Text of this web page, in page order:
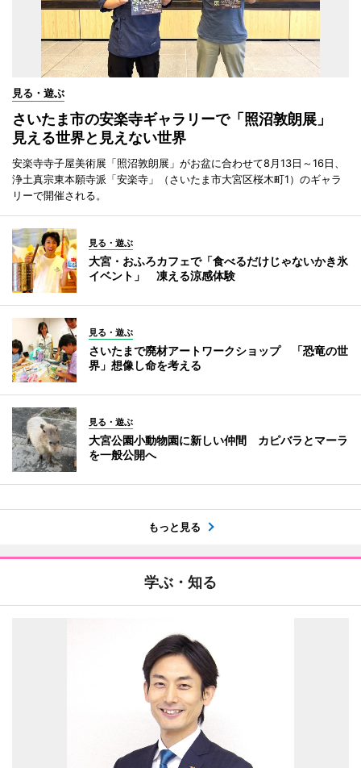
見る・遊ぶ
さいたま市の安楽寺ギャラリーで「照沼敦朗展」
見える世界と見えない世界
安楽寺寺子屋美術展「照沼敦朗展」がお盆に合わせて8月13日～16日、
浄土真宗東本願寺派「安楽寺」（さいたま市大宮区桜木町1）のギャラ
リーで開催される。
見る・遊ぶ
大宮・おふろカフェで「食べるだけじゃないかき氷
イベント」 凍える涼感体験
見る・遊ぶ
さいたまで廃材アートワークショップ 「恐竜の世
界」想像し命を考える
見る・遊ぶ
大宮公園小動物園に新しい仲間 カピバラとマーラ
を一般公開へ
もっと見る
学ぶ・知る